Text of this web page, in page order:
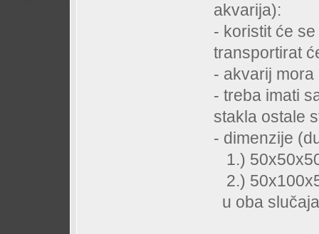
akvarija):
- koristit će
transportirat
- akvarij mora
- treba imati
stakla ostale
- dimenzije
1.)
2.)
u oba